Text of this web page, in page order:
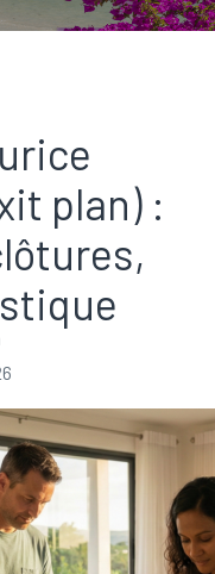
plan) :